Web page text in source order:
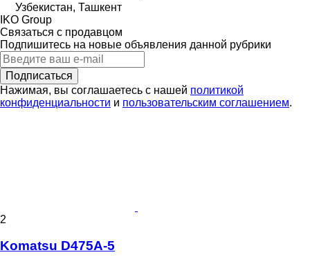
Узбекистан, Ташкент
IKO Group
Связаться с продавцом
Подпишитесь на новые объявления данной рубрики
Подписаться
Нажимая, вы соглашаетесь с нашей политикой
конфиденциальности и пользовательским соглашением.
2
Komatsu D475A-5